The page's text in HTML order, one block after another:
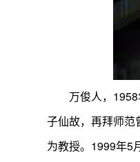
万俊人，
子仙故，再拜师范
为教授。1999年5